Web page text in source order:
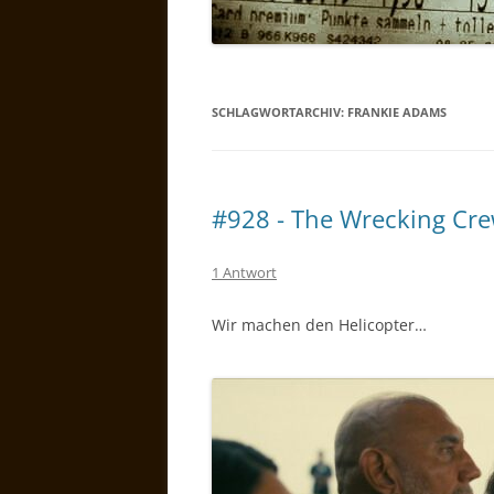
SCHLAGWORTARCHIV: FRANKIE ADAMS
#928 - The Wrecking
1 Antwort
Wir machen den Helicopter…